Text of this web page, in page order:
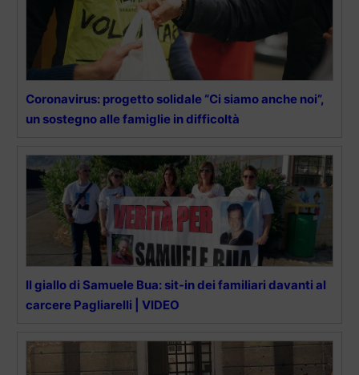
Coronavirus: progetto solidale “Ci siamo anche noi”,
un sostegno alle famiglie in difficoltà
Il giallo di Samuele Bua: sit-in dei familiari davanti al
carcere Pagliarelli | VIDEO